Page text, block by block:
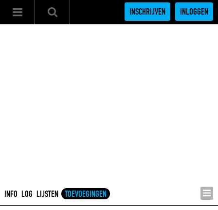
INSCHRIJVEN INLOGGEN
INFO LOG LIJSTEN TOEVOEGINGEN